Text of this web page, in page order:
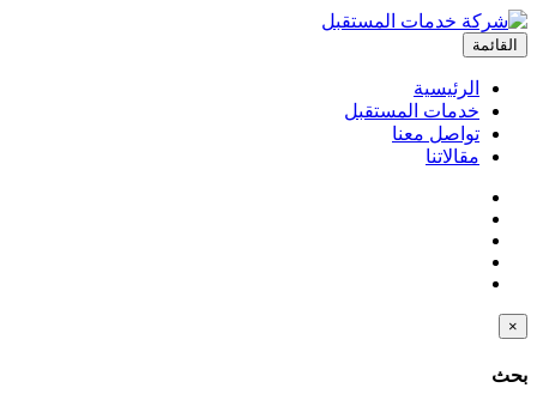
القائمة
الرئيسية
خدمات المستقبل
تواصل معنا
مقالاتنا
×
بحث